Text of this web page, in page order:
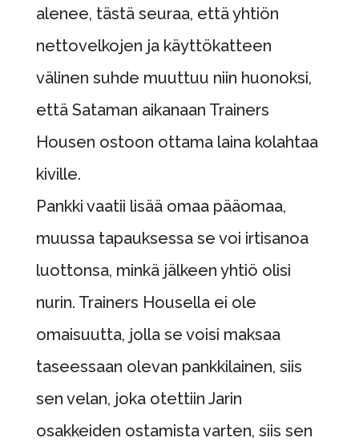
alenee, tästä seuraa, että yhtiön
nettovelkojen ja käyttökatteen
välinen suhde muuttuu niin huonoksi,
että Sataman aikanaan Trainers
Housen ostoon ottama laina kolahtaa
kiville.
Pankki vaatii lisää omaa pääomaa,
muussa tapauksessa se voi irtisanoa
luottonsa, minkä jälkeen yhtiö olisi
nurin. Trainers Housella ei ole
omaisuutta, jolla se voisi maksaa
taseessaan olevan pankkilainen, siis
sen velan, joka otettiin Jarin
osakkeiden ostamista varten, siis sen